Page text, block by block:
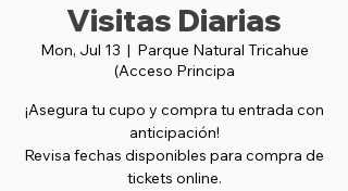
Visitas Diarias
Mon, Jul 13
  |
Parque Natural Tricahue
(Acceso Principa
¡Asegura tu cupo y compra tu entrada con
anticipación!
Revisa fechas disponibles para compra de
tickets online.